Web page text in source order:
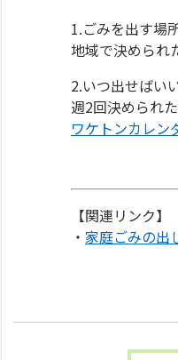
1.ごみを出す場
地域で決められ
2.いつ出せばい
週2回決められ
ワケトンカレン
【関連リンク】
・ 家庭ごみの出